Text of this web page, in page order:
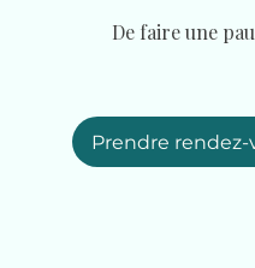
De faire une
Prendre rendez-